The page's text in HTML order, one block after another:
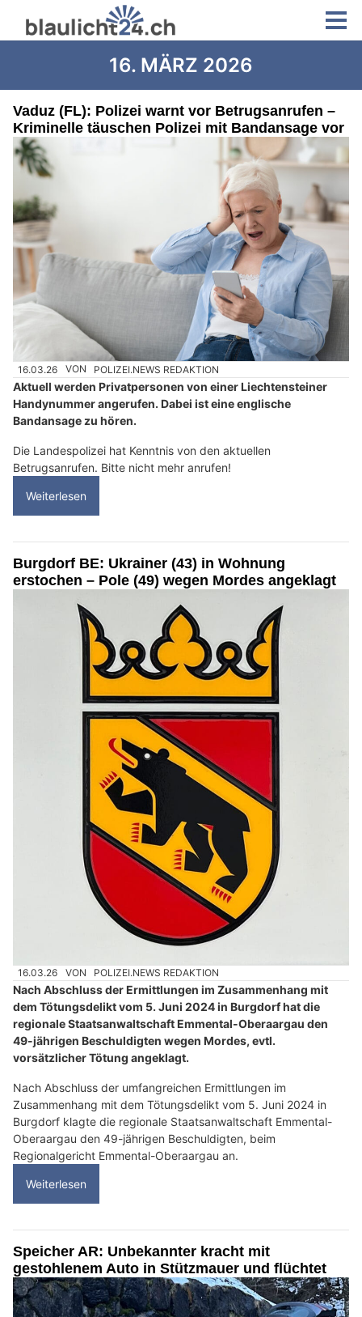
16. MÄRZ 2026
Vaduz (FL): Polizei warnt vor Betrugsanrufen –
Kriminelle täuschen Polizei mit Bandansage vor
16.03.26 VON POLIZEI.NEWS REDAKTION
Aktuell werden Privatpersonen von einer Liechtensteiner
Handynummer angerufen. Dabei ist eine englische
Bandansage zu hören.
Die Landespolizei hat Kenntnis von den aktuellen
Betrugsanrufen. Bitte nicht mehr anrufen!
Weiterlesen
Burgdorf BE: Ukrainer (43) in Wohnung
erstochen – Pole (49) wegen Mordes angeklagt
16.03.26 VON POLIZEI.NEWS REDAKTION
Nach Abschluss der Ermittlungen im Zusammenhang mit
dem Tötungsdelikt vom 5. Juni 2024 in Burgdorf hat die
regionale Staatsanwaltschaft Emmental-Oberaargau den
49-jährigen Beschuldigten wegen Mordes, evtl.
vorsätzlicher Tötung angeklagt.
Nach Abschluss der umfangreichen Ermittlungen im
Zusammenhang mit dem Tötungsdelikt vom 5. Juni 2024 in
Burgdorf klagte die regionale Staatsanwaltschaft Emmental-
Oberaargau den 49-jährigen Beschuldigten, beim
Regionalgericht Emmental-Oberaargau an.
Weiterlesen
Speicher AR: Unbekannter kracht mit
gestohlenem Auto in Stützmauer und flüchtet